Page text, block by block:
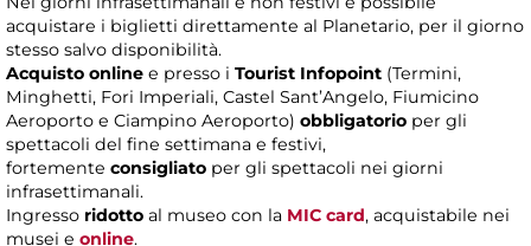
acquistare i biglietti direttamente al Planetario, per il giorno
stesso salvo disponibilità.
Acquisto online e presso i Tourist Infopoint (Termini,
Minghetti, Fori Imperiali, Castel Sant’Angelo, Fiumicino
Aeroporto e Ciampino Aeroporto) obbligatorio per gli
spettacoli del fine settimana e festivi,
fortemente consigliato per gli spettacoli nei giorni
infrasettimanali.
Ingresso ridotto al museo con la MIC card, acquistabile nei
musei e online.